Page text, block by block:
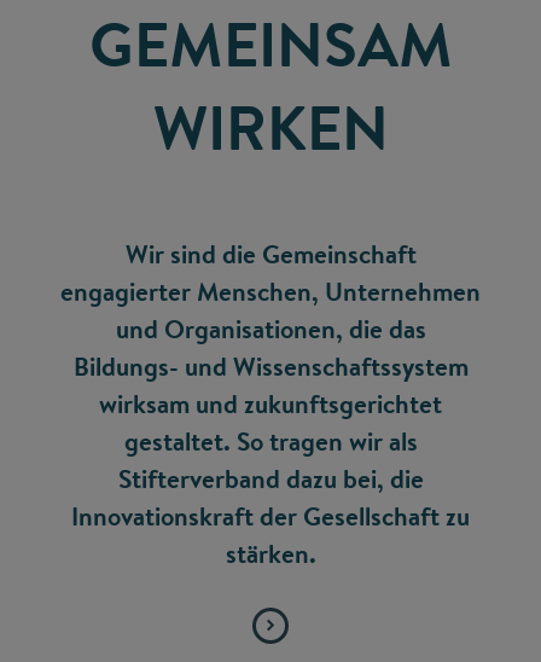
GEMEINSAM
WIRKEN
Wir sind die Gemeinschaft
engagierter Menschen, Unternehmen
und Organisationen, die das
Bildungs- und Wissenschaftssystem
wirksam und zukunftsgerichtet
gestaltet. So tragen wir als
Stifterverband dazu bei, die
Innovationskraft der Gesellschaft zu
stärken.